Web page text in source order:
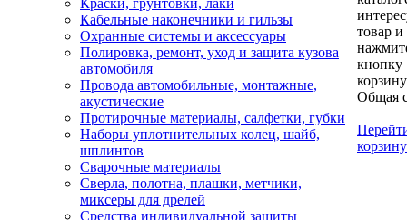
Краски, грунтовки, лаки
Кабельные наконечники и гильзы
Охранные системы и аксессуары
Полировка, ремонт, уход и защита кузова
автомобиля
Провода автомобильные, монтажные,
акустические
Протирочные материалы, салфетки, губки
Наборы уплотнительных колец, шайб,
шплинтов
Сварочные материалы
Сверла, полотна, плашки, метчики,
миксеры для дрелей
Средства индивидуальной защиты
товар и
кнопку
Общая
—
корзину